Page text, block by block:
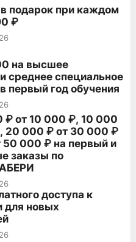
подарок при каждом
₽
на высшее
среднее специальное
первый год обучения
₽ от 10 000 ₽, 10 000
20 000 ₽ от 30 000 ₽
50 000 ₽ на первый и
заказы по
доступа к
для новых